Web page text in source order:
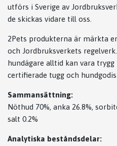
utförs i Sverige av
de skickas vidare till oss.
2Pets produkterna är märkta
och Jordbruksverkets
hundägare alltid kan vara
certifierade tugg och hundgodis
Sammansättning:
Nöthud 70%, anka 26.8%,
salt 0.2%
Analytiska beståndsdelar: